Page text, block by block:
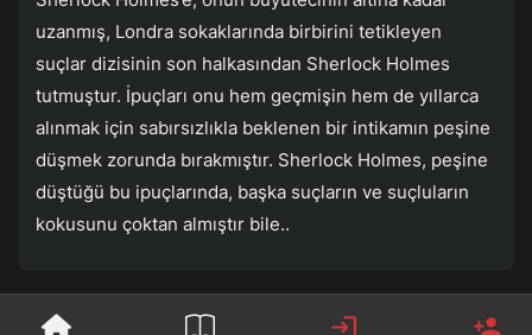
uzanmış, Londra sokaklarında birbirini tetikleyen
suçlar dizisinin son halkasından Sherlock Holmes
tutmuştur. İpuçları onu hem geçmişin hem de yıllarca
alınmak için sabırsızlıkla beklenen bir intikamın peşine
düşmek zorunda bırakmıştır. Sherlock Holmes, peşine
düştüğü bu ipuçlarında, başka suçların ve suçluların
kokusunu çoktan almıştır bile..